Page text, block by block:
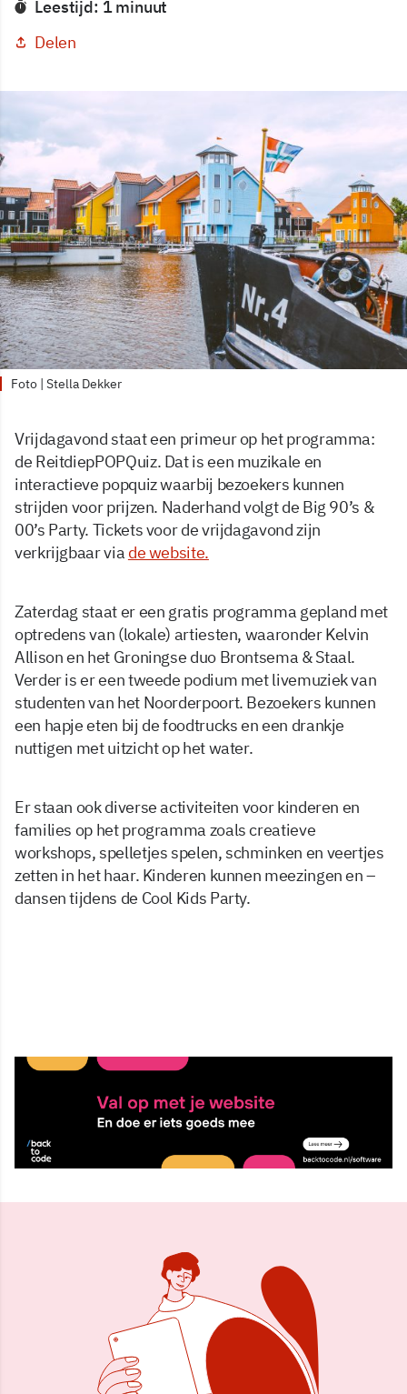
Leestijd: 1 minuut
Delen
Foto | Stella Dekker
Vrijdagavond staat een primeur op het programma:
de ReitdiepPOPQuiz. Dat is een muzikale en
interactieve popquiz waarbij bezoekers kunnen
strijden voor prijzen. Naderhand volgt de Big 90’s &
00’s Party. Tickets voor de vrijdagavond zijn
verkrijgbaar via de website.
Zaterdag staat er een gratis programma gepland met
optredens van (lokale) artiesten, waaronder Kelvin
Allison en het Groningse duo Brontsema & Staal.
Verder is er een tweede podium met livemuziek van
studenten van het Noorderpoort. Bezoekers kunnen
een hapje eten bij de foodtrucks en een drankje
nuttigen met uitzicht op het water.
Er staan ook diverse activiteiten voor kinderen en
families op het programma zoals creatieve
workshops, spelletjes spelen, schminken en veertjes
zetten in het haar. Kinderen kunnen meezingen en –
dansen tijdens de Cool Kids Party.
5 sep 2025, 11:18
Delen